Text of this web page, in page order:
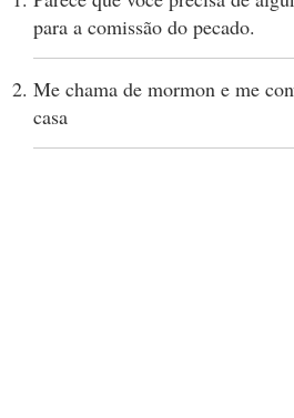
para a comissão do pecado.
Me chama de mormon e me
casa